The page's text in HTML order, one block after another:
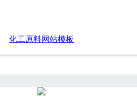
化工原料网站模板